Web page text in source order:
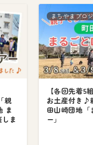
親
ま
ま
まちやまプロ
【各回先着
お土産付き♪
田山崎団地「
ー」